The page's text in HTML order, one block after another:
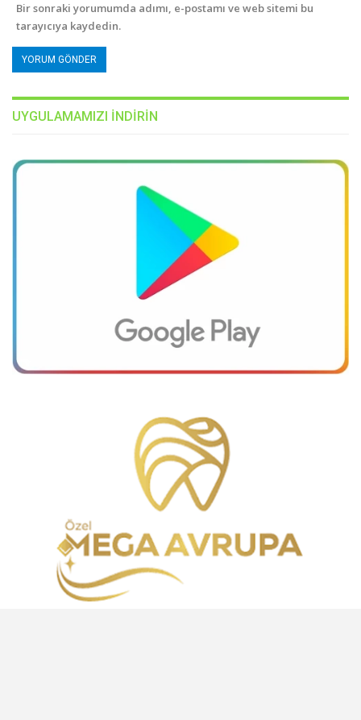
Bir sonraki yorumumda adımı, e-postamı ve web sitemi bu
tarayıcıya kaydedin.
UYGULAMAMIZI INDIRIN